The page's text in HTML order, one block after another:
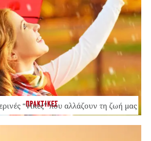
ΠΡΑΚΤΙΚΕΣ
“νίκες” που αλλάζουν τη ζωή μας